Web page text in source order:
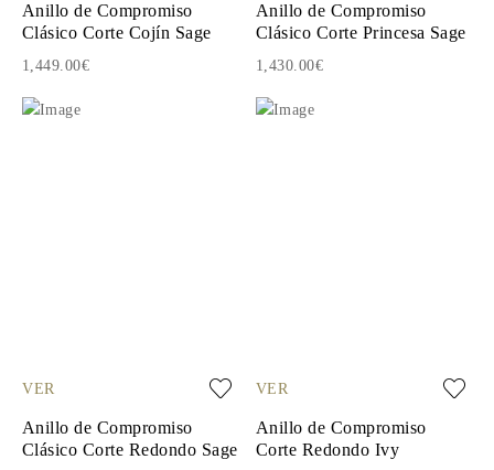
Anillo de Compromiso
Clásico Corte Cojín Sage
1,449.00€
Anillo de Compromiso
Clásico Corte Princesa Sage
1,430.00€
VER
Anillo de Compromiso
Clásico Corte Redondo Sage
VER
Anillo de Compromiso
Corte Redondo Ivy